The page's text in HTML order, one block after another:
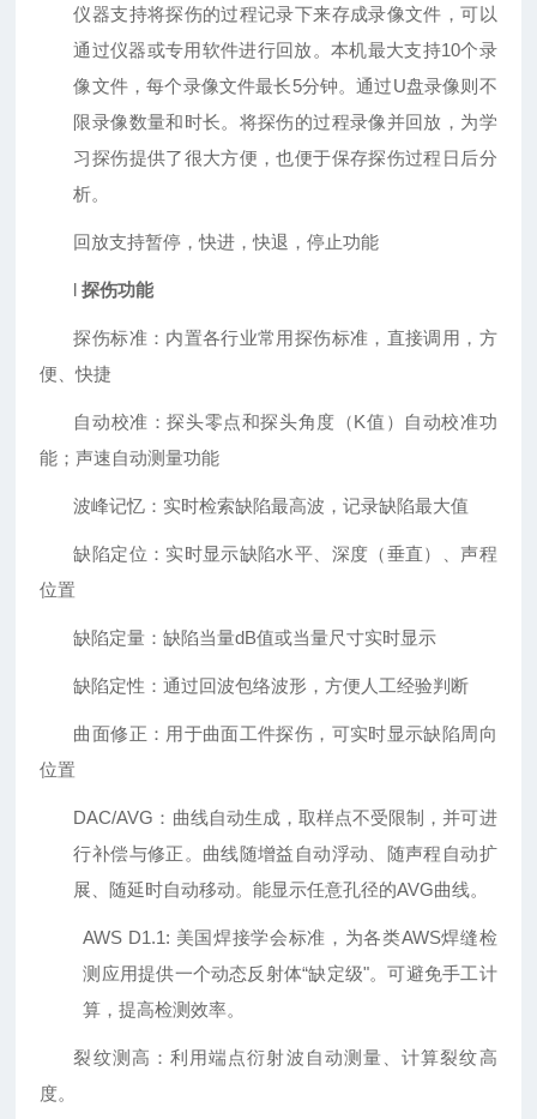
仪器支持将探伤的过程记录下来存成录像文件，可以
通过仪器或专用软件进行回放。本机最大支持10个录
像文件，每个录像文件最长5分钟。通过U盘录像则不
限录像数量和时长。将探伤的过程录像并回放，为学
习探伤提供了很大方便，也便于保存探伤过程日后分
析。
回放支持暂停，快进，快退，停止功能
l探伤功能
探伤标准：内置各行业常用探伤标准，直接调用，方
便、快捷
自动校准：探头零点和探头角度（K值）自动校准功
能；声速自动测量功能
波峰记忆：实时检索缺陷最高波，记录缺陷最大值
缺陷定位：实时显示缺陷水平、深度（垂直）、声程
位置
缺陷定量：缺陷当量dB值或当量尺寸实时显示
缺陷定性：通过回波包络波形，方便人工经验判断
曲面修正：用于曲面工件探伤，可实时显示缺陷周向
位置
DAC/AVG ：曲线自动生成，取样点不受限制，并可进
行补偿与修正。曲线随增益自动浮动、随声程自动扩
展、随延时自动移动。能显示任意孔径的AVG曲线。
AWS D1.1: 美国焊接学会标准，为各类AWS焊缝检
测应用提供一个动态反射体“缺定级"。可避免手工计
算，提高检测效率。
裂纹测高：利用端点衍射波自动测量、计算裂纹高
度。